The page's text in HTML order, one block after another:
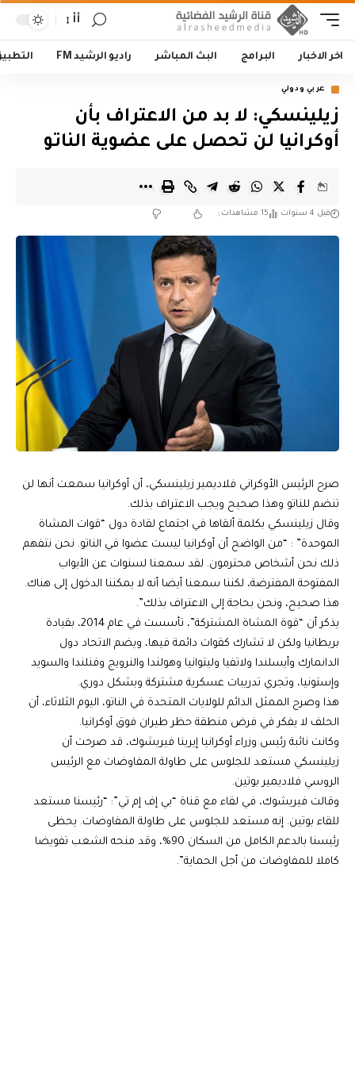
أأ
اخر الاخبار البرامج البث المباشر راديو الرشيد FM
عربي ودولي
زيلينسكي: لا بد من الاعتراف بأن
أوكرانيا لن تحصل على عضوية الناتو
قبل 4 سنوات 15 مشاهدات
صرح الرئيس الأوكراني فلاديمير زيلينسكي، أن أوكرانيا سمعت أنها لن
تنضم للناتو وهذا صحيح ويجب الاعتراف بذلك.
وقال زيلينسكي بكلمة ألقاها في اجتماع لقادة دول “قوات المشاة
الموحدة” : “من الواضح أن أوكرانيا ليست عضوا في الناتو. نحن نتفهم
ذلك نحن أشخاص محترمون. لقد سمعنا لسنوات عن الأبواب
المفتوحة المفترضة، لكننا سمعنا أيضا أنه لا يمكننا الدخول إلى هناك.
هذا صحيح، ونحن بحاجة إلى الاعتراف بذلك”.
يذكر أن “قوة المشاة المشتركة”، تأسست في عام 2014، بقيادة
بريطانيا ولكن لا تشارك كقوات دائمة فيها، ويضم الاتحاد دول
الدانمارك وأيسلندا ولاتفيا وليتوانيا وهولندا والنرويج وفنلندا والسويد
وإستونيا، وتجري تدريبات عسكرية مشتركة وبشكل دوري.
هذا وصرح الممثل الدائم للولايات المتحدة في الناتو، اليوم الثلاثاء، أن
الحلف لا يفكر في فرض منطقة حظر طيران فوق أوكرانيا.
وكانت نائبة رئيس وزراء أوكرانيا إيرينا فيريشوك، قد صرحت أن
زيلينسكي مستعد للجلوس على طاولة المفاوضات مع الرئيس
الروسي فلاديمير بوتين.
وقالت فيريشوك، في لقاء مع قناة “بي إف إم تي”: “رئيسنا مستعد
للقاء بوتين. إنه مستعد للجلوس على طاولة المفاوضات. يحظى
رئيسنا بالدعم الكامل من السكان 90%، وقد منحه الشعب تفويضا
كاملا للمفاوضات من أجل الحماية”.